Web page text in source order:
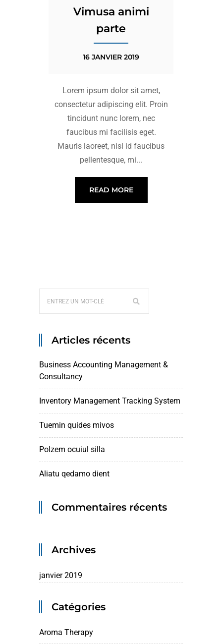
Articles récents
Business Accounting Management &
Consultancy
Inventory Management Tracking System
Tuemin quides mivos
Polzem ocuiul silla
Aliatu qedamo dient
Commentaires récents
Archives
janvier 2019
Catégories
Aroma Therapy
Vimusa animi
parte
16 JANVIER 2019
Lorem ipsum dolor sit amet,
consectetur adipiscing elit. Proin
tincidunt nunc lorem, nec
faucibus mi facilisis eget.
Mauris laoreet, nisl id faucibus
pellentesque, mi...
READ MORE